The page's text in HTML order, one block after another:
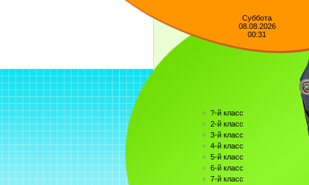
Суббота
08.08.2026
00:31
?-й класс
2-й класс
3-й класс
4-й класс
5-й класс
6-й класс
7-й класс